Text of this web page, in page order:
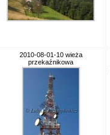
2010-08-01-10 wieża
przekaźnikowa